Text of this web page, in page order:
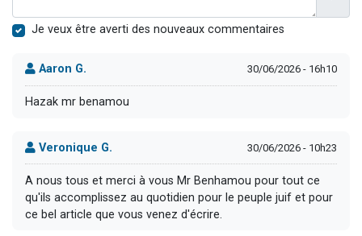
Je veux être averti des nouveaux commentaires
Aaron G. 30/06/2026 - 16h10
Hazak mr benamou
Veronique G. 30/06/2026 - 10h23
A nous tous et merci à vous Mr Benhamou pour tout ce
qu'ils accomplissez au quotidien pour le peuple juif et pour
ce bel article que vous venez d'écrire.